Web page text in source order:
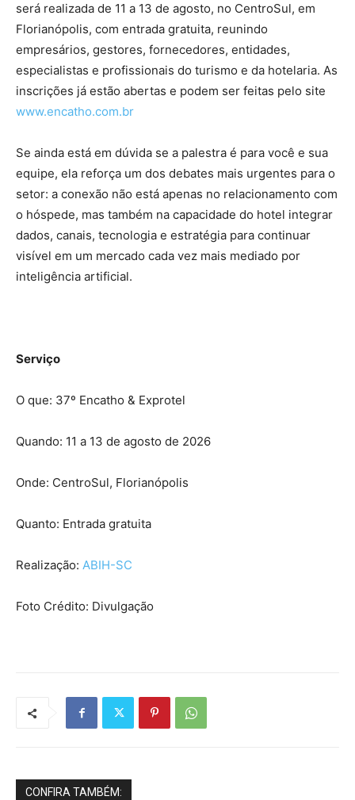
será realizada de 11 a 13 de agosto, no CentroSul, em
Florianópolis, com entrada gratuita, reunindo
empresários, gestores, fornecedores, entidades,
especialistas e profissionais do turismo e da hotelaria. As
inscrições já estão abertas e podem ser feitas pelo site
www.encatho.com.br
Se ainda está em dúvida se a palestra é para você e sua
equipe, ela reforça um dos debates mais urgentes para o
setor: a conexão não está apenas no relacionamento com
o hóspede, mas também na capacidade do hotel integrar
dados, canais, tecnologia e estratégia para continuar
visível em um mercado cada vez mais mediado por
inteligência artificial.
Serviço
O que: 37º Encatho & Exprotel
Quando: 11 a 13 de agosto de 2026
Onde: CentroSul, Florianópolis
Quanto: Entrada gratuita
Realização: ABIH-SC
Foto Crédito: Divulgação
CONFIRA TAMBÉM: